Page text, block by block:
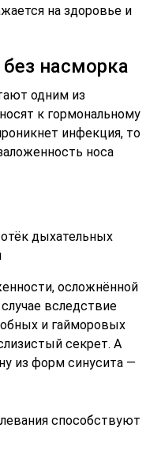
на здоровье и
насморка
одним из
к гормональному
инфекция, то
носа
дыхательных
осложнённой
вследствие
и гайморовых
секрет. А
из форм синусита —
способствуют